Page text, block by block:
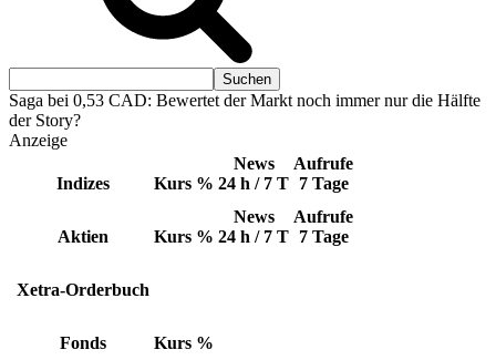
Saga bei 0,53 CAD: Bewertet der Markt noch immer nur die Hälfte
der Story?
Anzeige
Indizes Kurs %
News
24 h / 7 T
Aufrufe
7 Tage
Aktien Kurs %
News
24 h / 7 T
Aufrufe
7 Tage
Xetra-Orderbuch
Fonds Kurs %